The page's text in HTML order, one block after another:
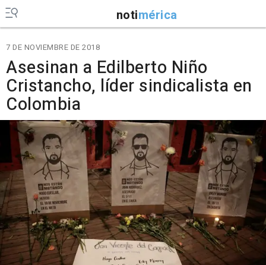
notimérica
7 DE NOVIEMBRE DE 2018
Asesinan a Edilberto Niño
Cristancho, líder sindicalista en
Colombia